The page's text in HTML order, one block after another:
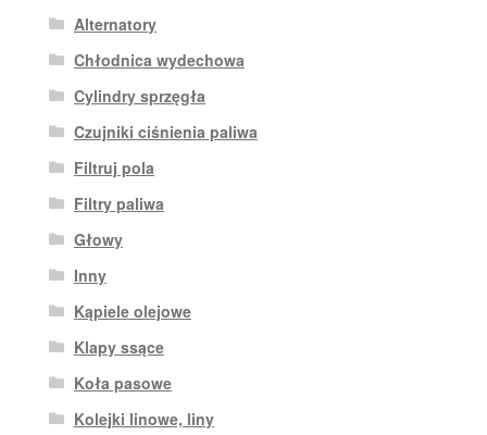
Alternatory
Chłodnica wydechowa
Cylindry sprzęgła
Czujniki ciśnienia paliwa
Filtruj pola
Filtry paliwa
Głowy
Inny
Kąpiele olejowe
Klapy ssące
Koła pasowe
Kolejki linowe, liny